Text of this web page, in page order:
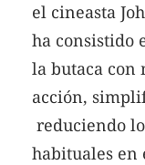
el cineasta
ha consistido
la butaca con
acción,
reduciendo
habituales en